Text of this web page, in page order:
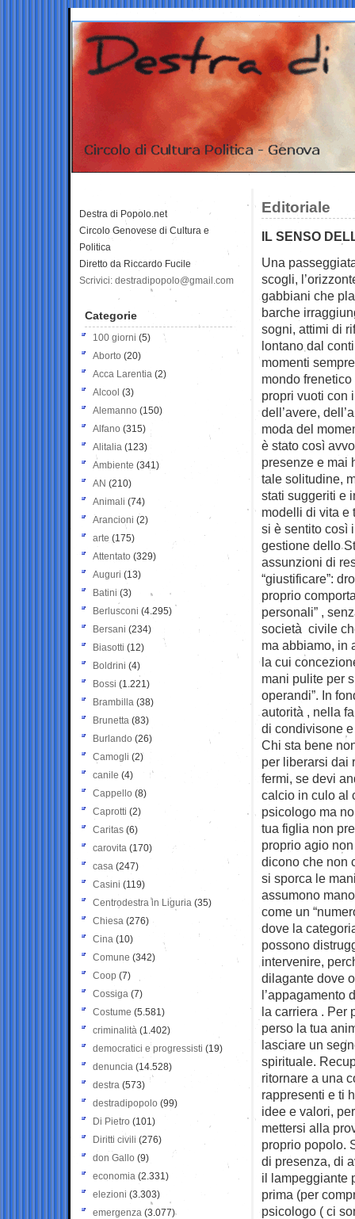
Editoriale
IL SENSO
Una
scogli,
gabbiani che
barche
sogni, attimi di
lontano dal
momenti
mondo
propri vuoti con
dell’avere,
moda del
è stato così
presenze e mai
tale solitudine,
stati suggeriti e
modelli di vita e
si è sentito così
gestione dello
assunzioni di
“giustificare”:
proprio
personali” ,
società civile
ma abbiamo, in
la cui
mani pulite per
operandi”. In
autorità , nella
di condivisone
Chi sta bene
per liberarsi dai
fermi, se devi
calcio in culo al
psicologo ma
tua figlia non
proprio agio
dicono che non
si sporca le
assumono
come un
dove la
possono
intervenire,
dilagante dove
l’appagamento
la carriera . Per
perso la tua
lasciare un
spirituale.
ritornare a una
rappresenti e ti
idee e valori,
mettersi alla
proprio popolo.
di presenza, di
il lampeggiante
prima (per
psicologo ( ci
Destra di Popolo.net
Circolo Genovese di Cultura e
Politica
Diretto da Riccardo Fucile
Scrivici: destradipopolo@gmail.com
Categorie
100 giorni (5)
Aborto (20)
Acca Larentia (2)
Alcool (3)
Alemanno (150)
Alfano (315)
Alitalia (123)
Ambiente (341)
AN (210)
Animali (74)
Arancioni (2)
arte (175)
Attentato (329)
Auguri (13)
Batini (3)
Berlusconi (4.295)
Bersani (234)
Biasotti (12)
Boldrini (4)
Bossi (1.221)
Brambilla (38)
Brunetta (83)
Burlando (26)
Camogli (2)
canile (4)
Cappello (8)
Caprotti (2)
Caritas (6)
carovita (170)
casa (247)
Casini (119)
Centrodestra in Liguria (35)
Chiesa (276)
Cina (10)
Comune (342)
Coop (7)
Cossiga (7)
Costume (5.581)
criminalità (1.402)
democratici e progressisti (19)
denuncia (14.528)
destra (573)
destradipopolo (99)
Di Pietro (101)
Diritti civili (276)
don Gallo (9)
economia (2.331)
elezioni (3.303)
emergenza (3.077)